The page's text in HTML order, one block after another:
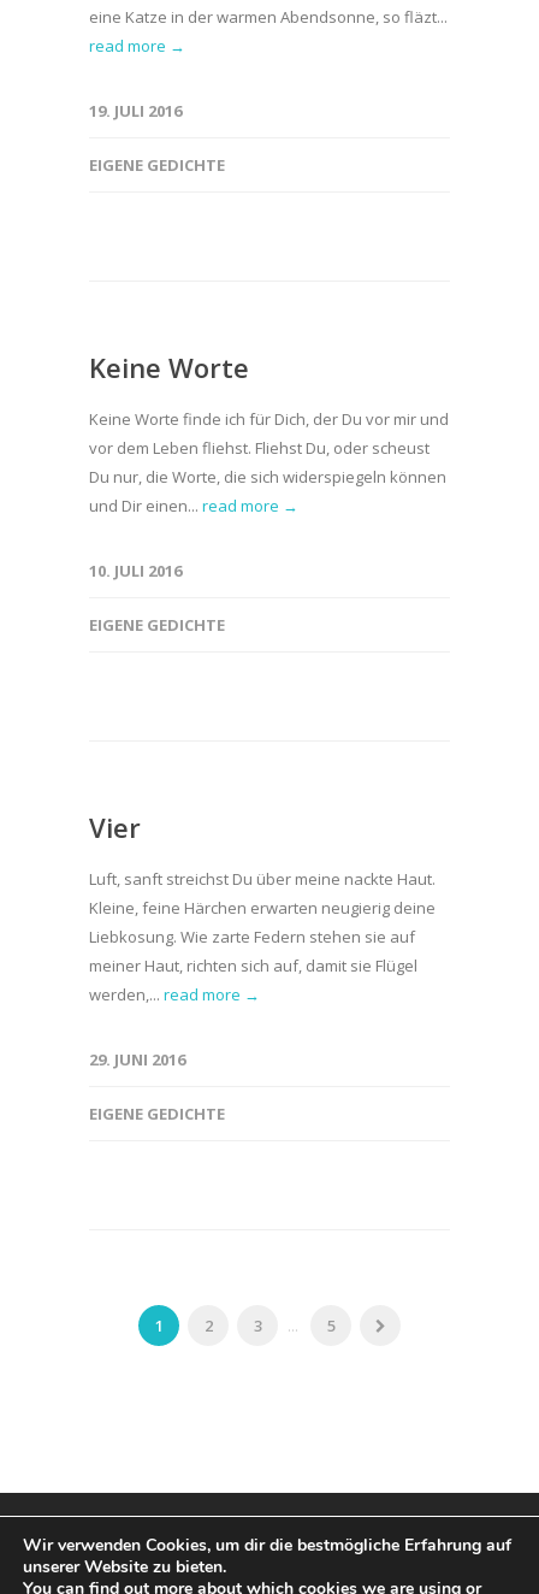
eine Katze in der warmen Abendsonne, so fläzt...
read more →
19. JULI 2016
EIGENE GEDICHTE
Keine Worte
Keine Worte finde ich für Dich, der Du vor mir und
vor dem Leben fliehst. Fliehst Du, oder scheust
Du nur, die Worte, die sich widerspiegeln können
und Dir einen... read more →
10. JULI 2016
EIGENE GEDICHTE
Vier
Luft, sanft streichst Du über meine nackte Haut.
Kleine, feine Härchen erwarten neugierig deine
Liebkosung. Wie zarte Federn stehen sie auf
meiner Haut, richten sich auf, damit sie Flügel
werden,... read more →
29. JUNI 2016
EIGENE GEDICHTE
1 2 3 ... 5
Wir verwenden Cookies, um dir die bestmögliche Erfahrung auf
unserer Website zu bieten.
You can find out more about which cookies we are using or